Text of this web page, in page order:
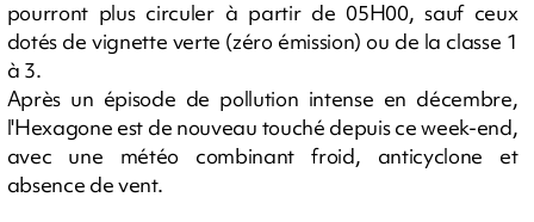
pourront plus circuler à partir de 05H00, sauf ceux
dotés de vignette verte (zéro émission) ou de la classe 1
à 3.
Après un épisode de pollution intense en décembre,
l'Hexagone est de nouveau touché depuis ce week-end,
avec une météo combinant froid, anticyclone et
absence de vent.